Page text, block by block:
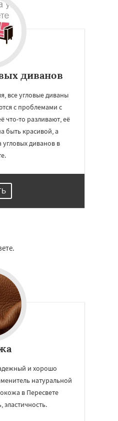
диванов
все угловые диваны
с проблемами с
что-то разливают, её
быть красивой, а
диванов в
и хорошо
натуральной
в Пересвете
эластичность.